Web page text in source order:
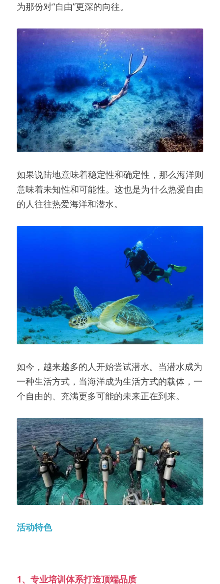
为那份对“自由”更深的向往。
如果说陆地意味着稳定性和确定性，那么海洋则
意味着未知性和可能性。这也是为什么热爱自由
的人往往热爱海洋和潜水。
如今，越来越多的人开始尝试潜水。当潜水成为
一种生活方式，当海洋成为生活方式的载体，一
个自由的、充满更多可能的未来正在到来。
活动特色
1、专业培训体系打造顶端品质